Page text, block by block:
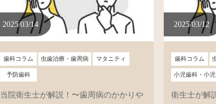
2025/03/14
歯科コラム 虫歯治療・歯周病 マタニティ
予防歯科
当院衛生士が解説！〜歯周病のかかりや
2025/03/12
歯科コラム
小児歯科・小
衛生士が解